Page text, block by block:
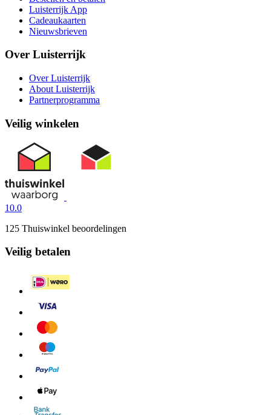
Luisterrijk App
Cadeaukaarten
Nieuwsbrieven
Over Luisterrijk
Over Luisterrijk
About Luisterrijk
Partnerprogramma
Veilig winkelen
10.0
125 Thuiswinkel beoordelingen
Veilig betalen